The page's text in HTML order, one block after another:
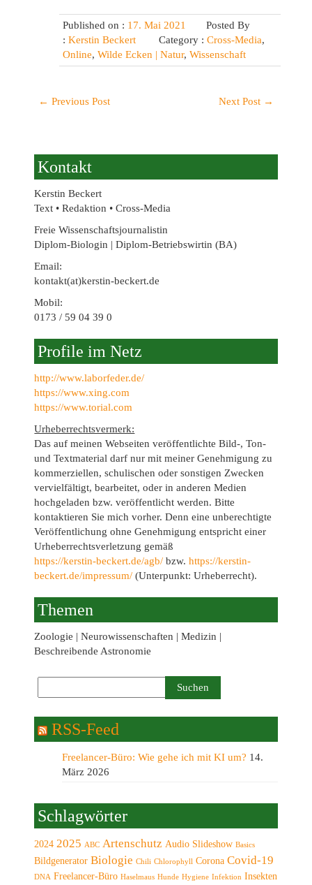
Published on : 17. Mai 2021
Posted By
: Kerstin Beckert Category : Cross-Media,
Online, Wilde Ecken | Natur, Wissenschaft
← Previous Post Next Post →
Kontakt
Kerstin Beckert
Text • Redaktion • Cross-Media
Freie Wissenschaftsjournalistin
Diplom-Biologin | Diplom-Betriebswirtin (BA)
Email:
kontakt(at)kerstin-beckert.de
Mobil:
0173 / 59 04 39 0
Profile im Netz
http://www.laborfeder.de/
https://www.xing.com
https://www.torial.com
Urheberrechtsvermerk:
Das auf meinen Webseiten veröffentlichte Bild-, Ton-
und Textmaterial darf nur mit meiner Genehmigung zu
kommerziellen, schulischen oder sonstigen Zwecken
vervielfältigt, bearbeitet, oder in anderen Medien
hochgeladen bzw. veröffentlicht werden. Bitte
kontaktieren Sie mich vorher. Denn eine unberechtigte
Veröffentlichung ohne Genehmigung entspricht einer
Urheberrechtsverletzung gemäß
https://kerstin-beckert.de/agb/ bzw.https://kerstin-
beckert.de/impressum/ (Unterpunkt: Urheberrecht).
Themen
Zoologie | Neurowissenschaften | Medizin |
Beschreibende Astronomie
RSS-Feed
Freelancer-Büro: Wie gehe ich mit KI um? 14.
März 2026
Schlagwörter
2024 2025 ABC Artenschutz Audio Slideshow Basics
Bildgenerator Biologie Chili Chlorophyll Corona Covid-19
DNA Freelancer-Büro Haselmaus Hunde Hygiene Infektion Insekten